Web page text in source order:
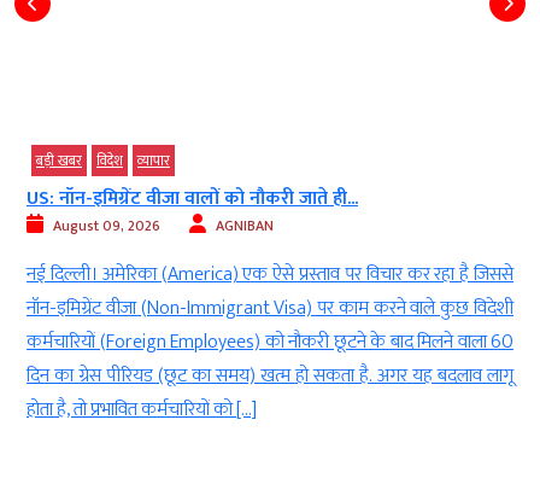
बड़ी खबर विदेश व्‍यापार
US: नॉन-इमिग्रेंट वीजा वालों को नौकरी जाते ही...
August 09, 2026 AGNIBAN
नई दिल्ली। अमेरिका (America) एक ऐसे प्रस्ताव पर विचार कर रहा है जिससे
नॉन-इमिग्रेंट वीजा (Non-Immigrant Visa) पर काम करने वाले कुछ विदेशी
कर्मचारियों (Foreign Employees) को नौकरी छूटने के बाद मिलने वाला 60
दिन का ग्रेस पीरियड (छूट का समय) खत्म हो सकता है. अगर यह बदलाव लागू
होता है, तो प्रभावित कर्मचारियों को […]